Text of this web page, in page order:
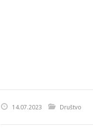
14.07.2023 Društvo